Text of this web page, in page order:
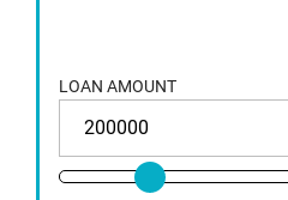
LOAN AMOUNT